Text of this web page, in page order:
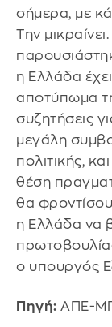
σήμερα, με
Την
η Ελλάδα
αποτύπωμα
συζητήσεις
μεγάλη
πολιτικής,
θέση
θα
η Ελλάδα να
ο υπουργός
Πηγή: ΑΠΕ-